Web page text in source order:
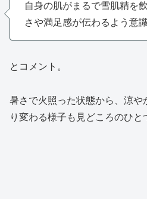
自身の肌がまるで雪肌精を
さや満足感が伝わるよう意
とコメント。
暑さで火照った状態から、涼
り変わる様子も見どころのひと